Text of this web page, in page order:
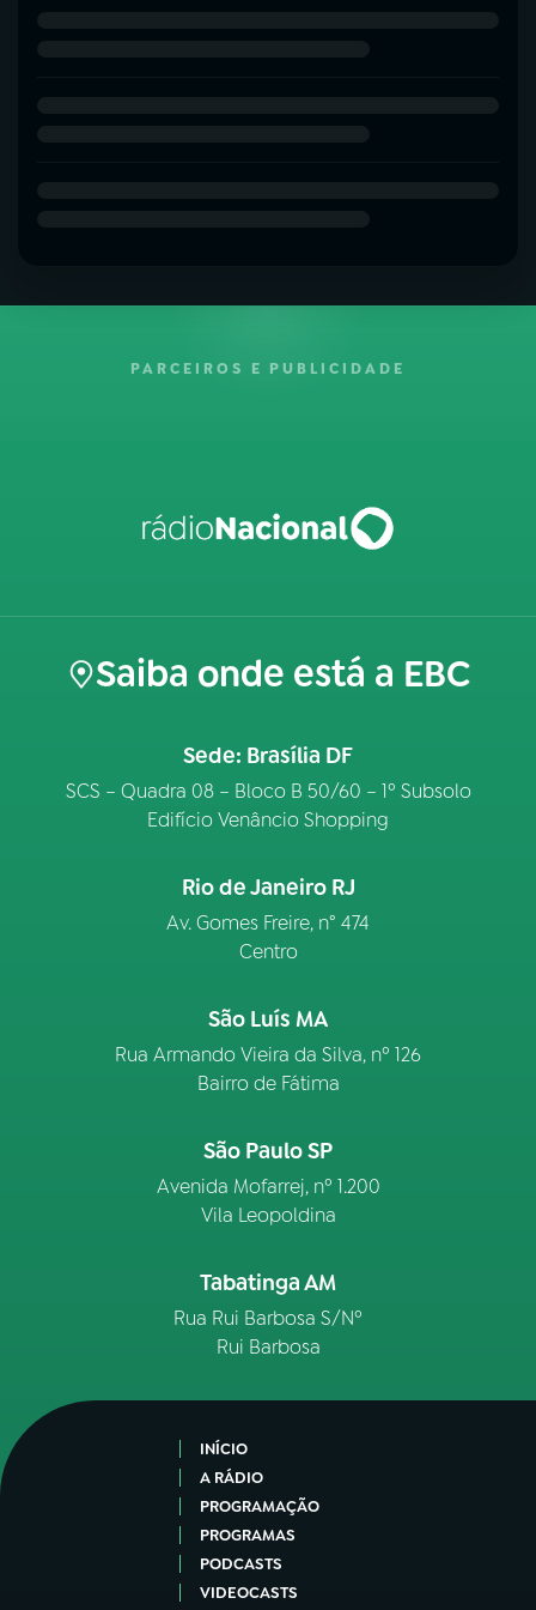
PARCEIROS E PUBLICIDADE
Saiba onde está a EBC
Sede: Brasília DF
SCS – Quadra 08 – Bloco B 50/60 – 1º Subsolo
Edifício Venâncio Shopping
Rio de Janeiro RJ
Av. Gomes Freire, n° 474
Centro
São Luís MA
Rua Armando Vieira da Silva, nº 126
Bairro de Fátima
São Paulo SP
Avenida Mofarrej, nº 1.200
Vila Leopoldina
Tabatinga AM
Rua Rui Barbosa S/Nº
Rui Barbosa
INÍCIO
A RÁDIO
PROGRAMAÇÃO
PROGRAMAS
PODCASTS
VIDEOCASTS